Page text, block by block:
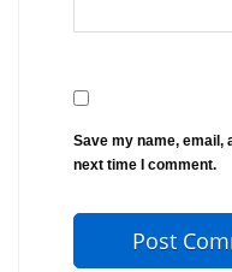
Save my name, email,
next time I comment.